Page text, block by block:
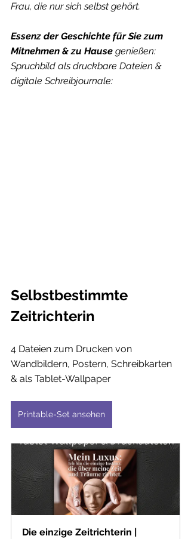
Frau, die nur sich selbst gehört.
Essenz der Geschichte für Sie zum
Mitnehmen & zu Hause genießen:
Spruchbild als druckbare Dateien &
digitale Schreibjournale:
Selbstbestimmte
Zeitrichterin
4 Dateien zum Drucken von
Wandbildern, Postern, Schreibkarten
& als Tablet-Wallpaper
Printable-Set ansehen
Die einzige Zeitrichterin |